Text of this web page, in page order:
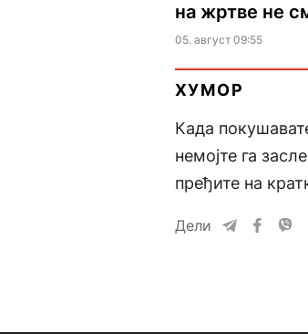
на жртве не
05. август 09:55
ХУМОР
Када
немојте га
пређите на
Дели